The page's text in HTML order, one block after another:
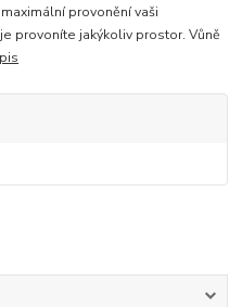
provonění vaši
provoníte jakýkoliv prostor. Vůně